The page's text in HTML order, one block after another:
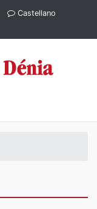
Castellano